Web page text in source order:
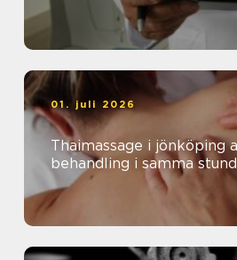
01. juli 2026
Thaimassage i jönköping avslappning och
behandling i samma stund